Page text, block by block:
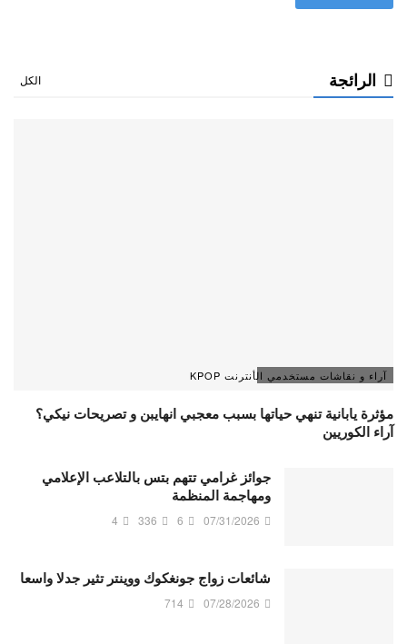
الرائجة الكل
آراء و نقاشات مستخدمي الأنترنت KPOP
مؤثرة يابانية تنهي حياتها بسبب معجبي انهايبن و تصريحات نيكي؟
آراء الكوريين
جوائز غرامي تتهم بتس بالتلاعب الإعلامي
ومهاجمة المنظمة
07/31/2026
6
336
4
شائعات زواج جونغكوك ووينتر تثير جدلا واسعا
07/28/2026
714